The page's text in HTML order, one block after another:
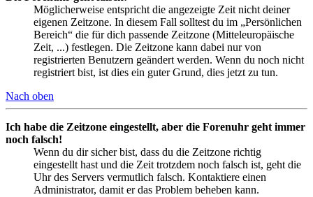
Möglicherweise entspricht die angezeigte Zeit nicht deiner
eigenen Zeitzone. In diesem Fall solltest du im „Persönlichen
Bereich“ die für dich passende Zeitzone (Mitteleuropäische
Zeit, ...) festlegen. Die Zeitzone kann dabei nur von
registrierten Benutzern geändert werden. Wenn du noch nicht
registriert bist, ist dies ein guter Grund, dies jetzt zu tun.
Nach oben
Ich habe die Zeitzone eingestellt, aber die Forenuhr geht immer
noch falsch!
Wenn du dir sicher bist, dass du die Zeitzone richtig
eingestellt hast und die Zeit trotzdem noch falsch ist, geht die
Uhr des Servers vermutlich falsch. Kontaktiere einen
Administrator, damit er das Problem beheben kann.